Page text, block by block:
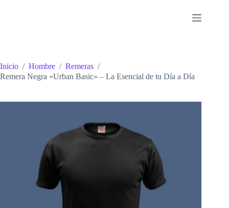
Inicio / Hombre / Remeras /
Remera Negra «Urban Basic» – La Esencial de tu Día a Día